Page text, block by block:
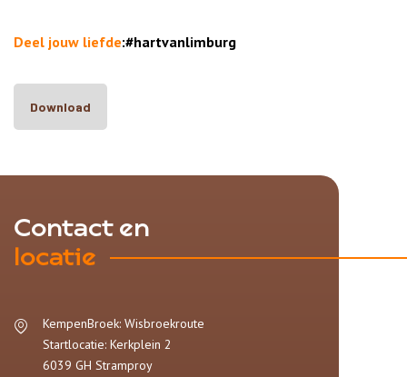
Deel jouw liefde:#hartvanlimburg
Download
Contact en
locatie
KempenBroek: Wisbroekroute
Startlocatie: Kerkplein 2
6039 GH Stramproy